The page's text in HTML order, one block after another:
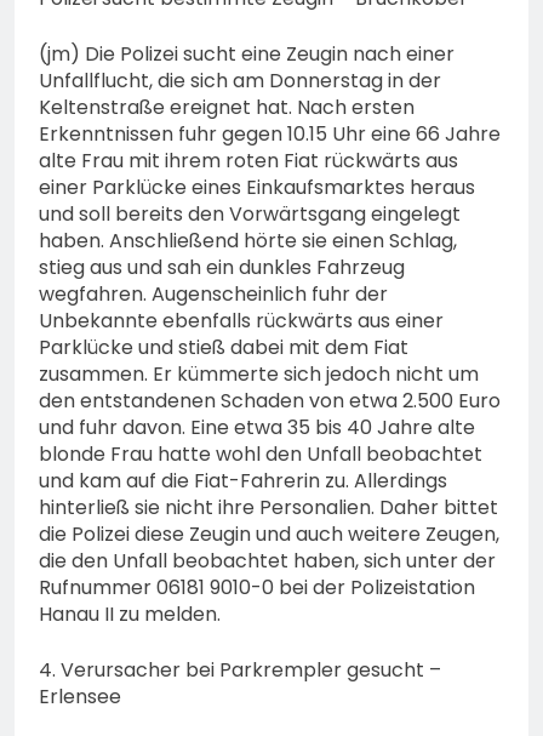
(jm) Die Polizei sucht eine Zeugin nach einer
Unfallflucht, die sich am Donnerstag in der
Keltenstraße ereignet hat. Nach ersten
Erkenntnissen fuhr gegen 10.15 Uhr eine 66 Jahre
alte Frau mit ihrem roten Fiat rückwärts aus
einer Parklücke eines Einkaufsmarktes heraus
und soll bereits den Vorwärtsgang eingelegt
haben. Anschließend hörte sie einen Schlag,
stieg aus und sah ein dunkles Fahrzeug
wegfahren. Augenscheinlich fuhr der
Unbekannte ebenfalls rückwärts aus einer
Parklücke und stieß dabei mit dem Fiat
zusammen. Er kümmerte sich jedoch nicht um
den entstandenen Schaden von etwa 2.500 Euro
und fuhr davon. Eine etwa 35 bis 40 Jahre alte
blonde Frau hatte wohl den Unfall beobachtet
und kam auf die Fiat-Fahrerin zu. Allerdings
hinterließ sie nicht ihre Personalien. Daher bittet
die Polizei diese Zeugin und auch weitere Zeugen,
die den Unfall beobachtet haben, sich unter der
Rufnummer 06181 9010-0 bei der Polizeistation
Hanau II zu melden.
4. Verursacher bei Parkrempler gesucht –
Erlensee